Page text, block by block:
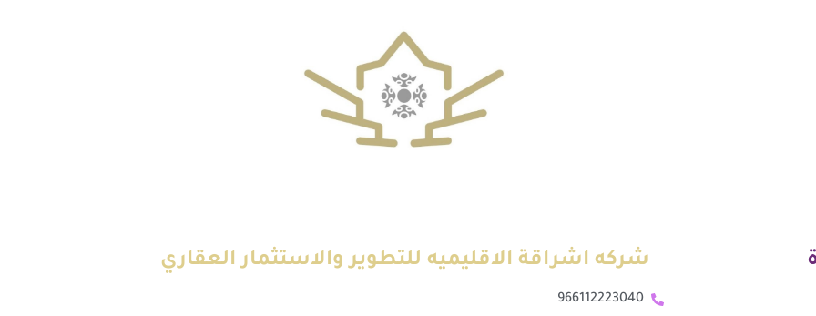
شركه اشراقة الاقليميه للتطوير والاستثمار العقاري
966112223040